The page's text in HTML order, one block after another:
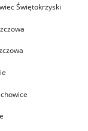
Świętokrzyski